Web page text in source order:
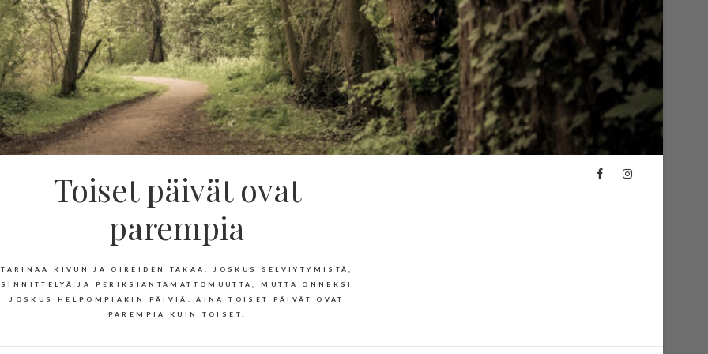
Toiset päivät ovat
parempia
TARINAA KIVUN JA OIREIDEN TAKAA. JOSKUS SELVIYTYMISTÄ,
SINNITTELYÄ JA PERIKSIANTAMATTOMUUTTA, MUTTA ONNEKSI
JOSKUS HELPOMPIAKIN PÄIVIÄ. AINA TOISET PÄIVÄT OVAT
PAREMPIA KUIN TOISET.